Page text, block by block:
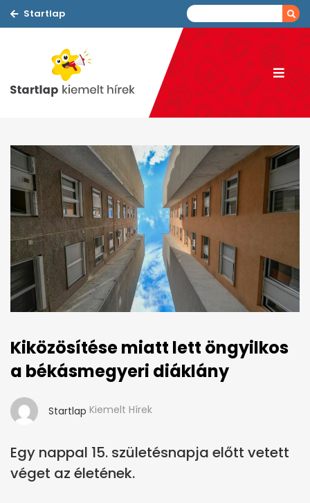
Startlap
Kiközösítése miatt lett öngyilkos
a békásmegyeri diáklány
Startlap Kiemelt Hírek
Egy nappal 15. születésnapja előtt vetett
véget az életének.